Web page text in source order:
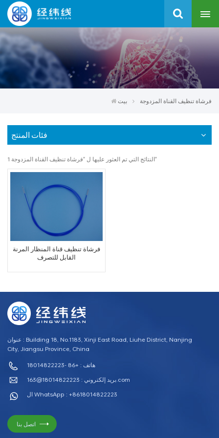
بيت فرشاة تنظيف القناة المزدوجة
فئات المنتج
1 النتائج التي تم العثور عليها ل "فرشاة تنظيف القناة المزدوجة"
فرشاة تنظيف قناة المنظار المرنة
القابل للتصرف
عنوان : Building 18, No.1183, Xinji East Road, Liuhe District, Nanjing
City, Jiangsu Province, China
هاتف : +86 -18014822223
بريد إلكتروني :18014822223@163.com
ال WhatsApp : +8618014822223
اتصل بنا